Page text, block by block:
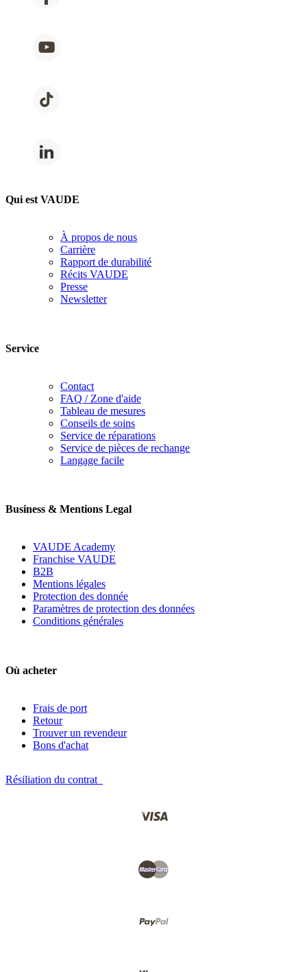
Qui est VAUDE
À propos de nous
Carrière
Rapport de durabilité
Récits VAUDE
Presse
Newsletter
Service
Contact
FAQ / Zone d'aide
Tableau de mesures
Conseils de soins
Service de réparations
Service de pièces de rechange
Langage facile
Business & Mentions Legal
VAUDE Academy
Franchise VAUDE
B2B
Mentions légales
Protection des donnée
Paramètres de protection des données
Conditions générales
Où acheter
Frais de port
Retour
Trouver un revendeur
Bons d'achat
Résiliation du contrat